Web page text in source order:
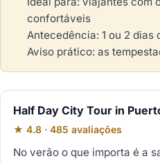
confortáveis
Antecedência: 1 ou 2
Aviso prático: as
Half Day City Tour in
★ 4.8 · 485 avaliações
No verão o que importa é a